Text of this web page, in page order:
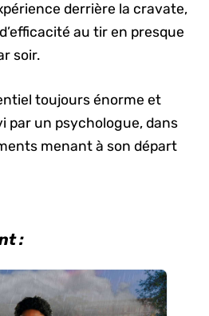
derrière la cravate,
au tir en presque
soir.
toujours énorme et
par un psychologue, dans
menant à son départ
: